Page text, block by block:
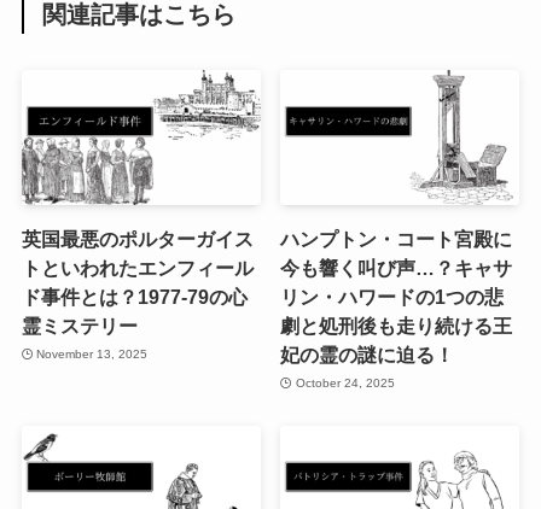
関連記事はこちら
英国最悪のポルターガイス
トといわれたエンフィール
ド事件とは？1977-79の心
霊ミステリー
November 13, 2025
ハンプトン・コート宮殿に
今も響く叫び声…？キャサ
リン・ハワードの1つの悲
劇と処刑後も走り続ける王
妃の霊の謎に迫る！
October 24, 2025